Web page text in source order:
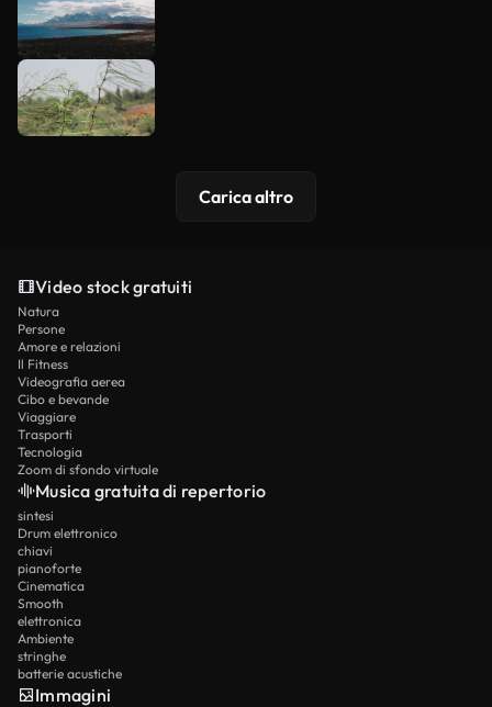
Carica altro
Video stock gratuiti
Natura
Persone
Amore e relazioni
Il Fitness
Videografia aerea
Cibo e bevande
Viaggiare
Trasporti
Tecnologia
Zoom di sfondo virtuale
Musica gratuita di repertorio
sintesi
Drum elettronico
chiavi
pianoforte
Cinematica
Smooth
elettronica
Ambiente
stringhe
batterie acustiche
Immagini